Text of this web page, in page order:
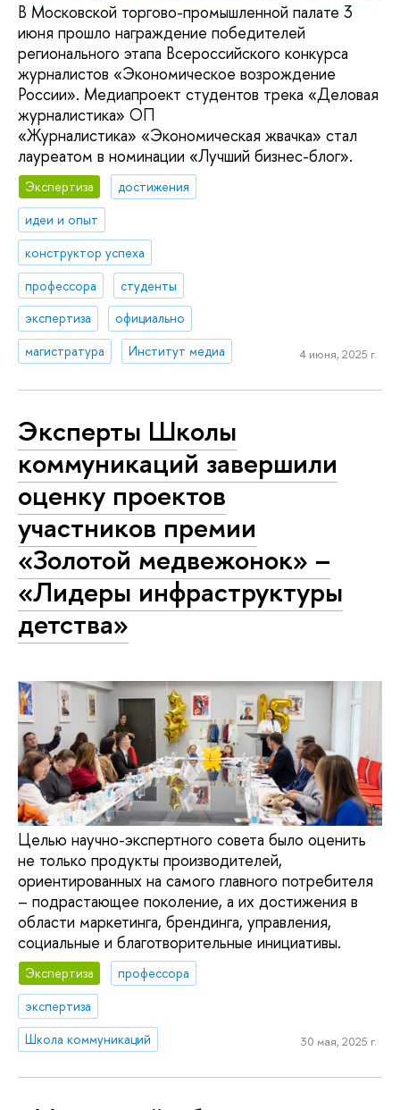
В Московской торгово-промышленной палате 3
июня прошло награждение победителей
регионального этапа Всероссийского конкурса
журналистов «Экономическое возрождение
России». Медиапроект студентов трека «Деловая
журналистика» ОП
«Журналистика» «Экономическая жвачка» стал
лауреатом в номинации «Лучший бизнес-блог».
Экспертиза
достижения
идеи и опыт
конструктор успеха
профессора
студенты
экспертиза
официально
магистратура
Институт медиа 4 июня, 2025 г.
Эксперты Школы
коммуникаций завершили
оценку проектов
участников премии
«Золотой медвежонок» –
«Лидеры инфраструктуры
детства»
Целью научно-экспертного совета было оценить
не только продукты производителей,
ориентированных на самого главного потребителя
– подрастающее поколение, а их достижения в
области маркетинга, брендинга, управления,
социальные и благотворительные инициативы.
Экспертиза
профессора
экспертиза
Школа коммуникаций
30 мая, 2025 г.